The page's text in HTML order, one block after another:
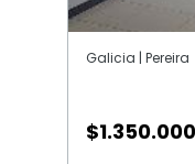
Galicia | Pereira
$1.350.000